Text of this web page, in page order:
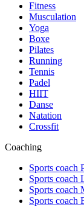
Fitness
Musculation
Yoga
Boxe
Pilates
Running
Tennis
Padel
HIIT
Danse
Natation
Crossfit
Coaching
Sports coach
Sports coach
Sports coach
Sports coach